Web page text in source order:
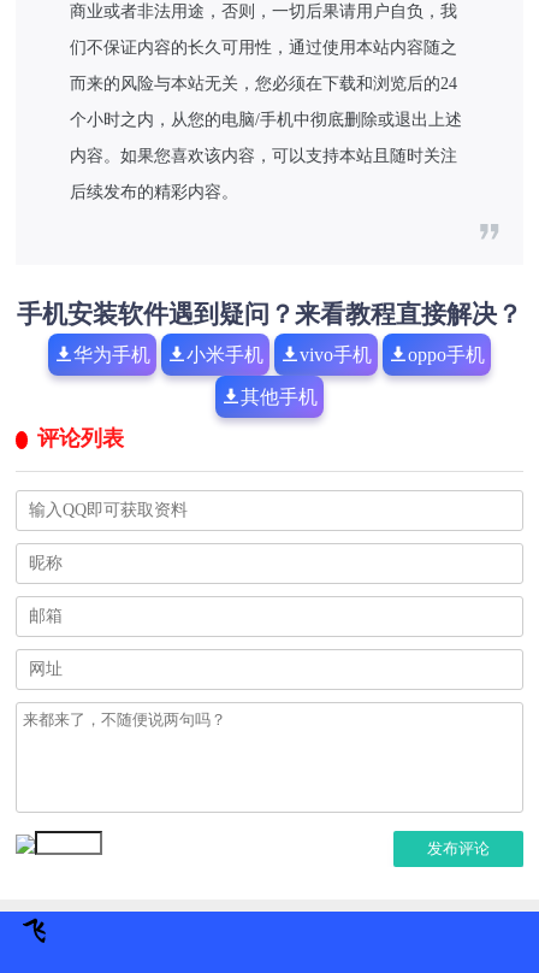
商业或者非法用途，否则，一切后果请用户自负，我
们不保证内容的长久可用性，通过使用本站内容随之
而来的风险与本站无关，您必须在下载和浏览后的24
个小时之内，从您的电脑/手机中彻底删除或退出上述
内容。如果您喜欢该内容，可以支持本站且随时关注
后续发布的精彩内容。
手机安装软件遇到疑问？来看教程直接解决？
华为手机 小米手机 vivo手机 oppo手机
其他手机
评论列表
发布评论